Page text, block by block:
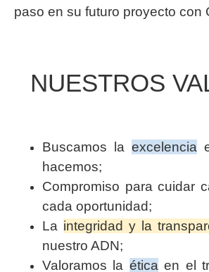
paso en su futuro proyecto con
NUESTROS
Buscamos la excelencia
hacemos;
Compromiso para cuidar
cada oportunidad;
La integridad y la
nuestro ADN;
Valoramos la éticaen el